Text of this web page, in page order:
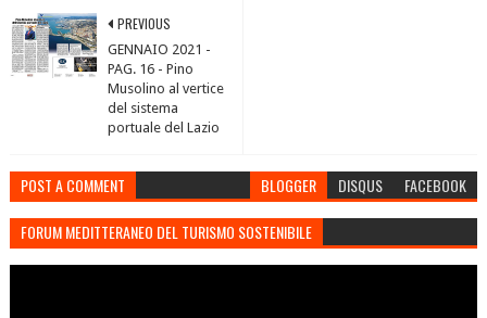
PREVIOUS
GENNAIO 2021 -
PAG. 16 - Pino
Musolino al vertice
del sistema
portuale del Lazio
POST A COMMENT BLOGGER DISQUS FACEBOOK
FORUM MEDITTERANEO DEL TURISMO SOSTENIBILE